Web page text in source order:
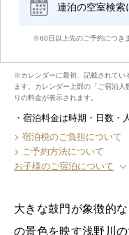
連泊の空室検索
※60日以上先のご予約につき
※カレンダーに最初、記載されてい
ます。カレンダー上部の「ご宿泊
りの料金が表示されます。
宿泊料金は時期・日数・
宿泊税のご負担について
ご予約方法について
お子様のご宿泊について
大きな鼓門が象徴的
の景色を映す浅野川